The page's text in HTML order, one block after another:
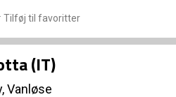
Tilføj til favoritter
(IT)
Vanløse